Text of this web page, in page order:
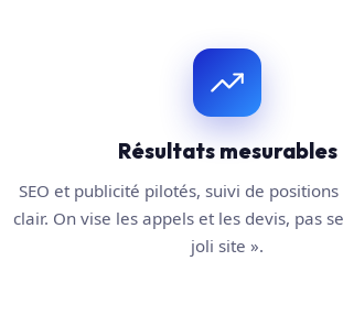
Résultats mesurables
SEO et publicité pilotés, suivi de
clair. On vise les appels et les devis, pas
joli site ».